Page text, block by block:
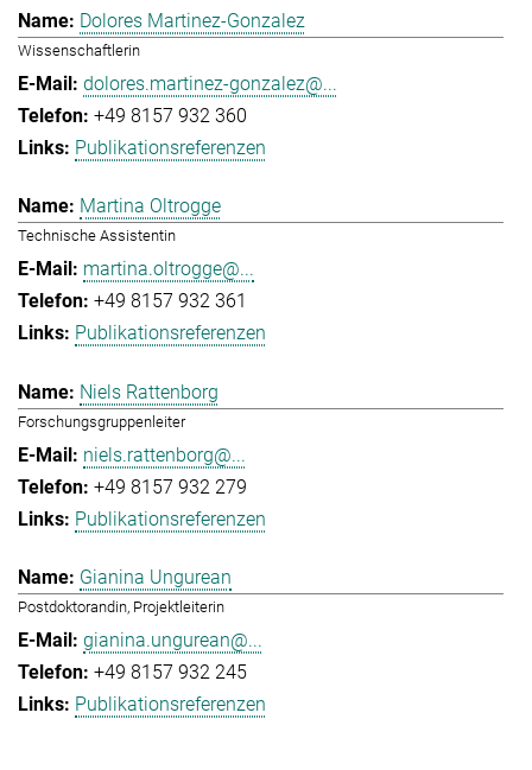
Dolores Martinez-Gonzalez
Wissenschaftlerin
dolores.martinez-gonzalez@...
+49 8157 932 360
Publikationsreferenzen
Martina Oltrogge
Technische Assistentin
martina.oltrogge@...
+49 8157 932 361
Publikationsreferenzen
Niels Rattenborg
Forschungsgruppenleiter
niels.rattenborg@...
+49 8157 932 279
Publikationsreferenzen
Gianina Ungurean
Postdoktorandin, Projektleiterin
gianina.ungurean@...
+49 8157 932 245
Publikationsreferenzen